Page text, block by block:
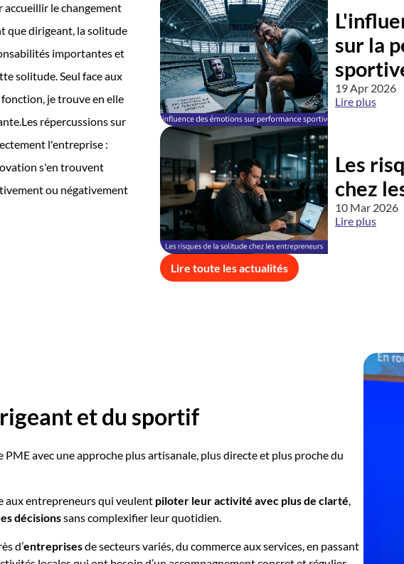
le changement
que dirigeant, la solitude
importantes et
solitude. Seul face aux
je trouve en elle
répercussions sur
l'entreprise :
s'en trouvent
ou négativement
sur la
19 Apr 2026
Lire plus
Les
chez
10 Mar 2026
Lire plus
Lire toute les actualités
et du sportif
PME avec une approche plus artisanale, plus directe et plus proche du
aux entrepreneurs qui veulent piloter leur activité avec plus de clarté,
décisionssans complexifier leur quotidien.
d’entreprisesde secteurs variés, du commerce aux services, en passant